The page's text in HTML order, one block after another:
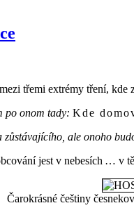
třemi extrémy tření, kde
po onom tady: Kde
zůstávajícího, ale onoho
jest v nebesích …
Čarokrásné češtiny